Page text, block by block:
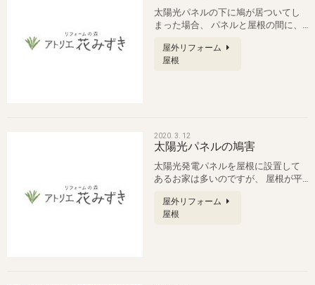
太陽光パネルの下に鳩が居ついてし
まった場合、 パネルと屋根の間に、
来…屋外リフォーム
屋根
2020. 3. 12
太陽光パネルの鳩害
太陽光発電パネルを屋根に設置して
あるお家は多いのですが、 屋根が平
状…屋外リフォーム
屋根